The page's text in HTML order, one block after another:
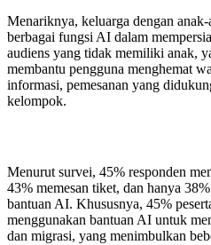
Menariknya, keluarga dengan
berbagai fungsi AI dalam
audiens yang tidak memiliki anak,
membantu pengguna menghemat
informasi, pemesanan yang
kelompok.
Menurut survei, 45% responden
43% memesan tiket, dan hanya
bantuan AI. Khususnya, 45%
menggunakan bantuan AI untuk
dan migrasi, yang menimbulkan